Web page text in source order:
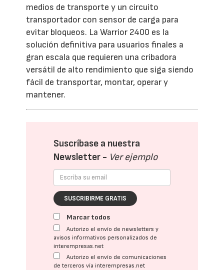
medios de transporte y un circuito
transportador con sensor de carga para
evitar bloqueos. La Warrior 2400 es la
solución definitiva para usuarios finales a
gran escala que requieren una cribadora
versátil de alto rendimiento que siga siendo
fácil de transportar, montar, operar y
mantener.
Suscríbase a nuestra
Newsletter - Ver ejemplo
SUSCRIBIRME GRATIS
Marcar todos
Autorizo el envío de newsletters y
avisos informativos personalizados de
interempresas.net
Autorizo el envío de comunicaciones
de terceros vía interempresas.net